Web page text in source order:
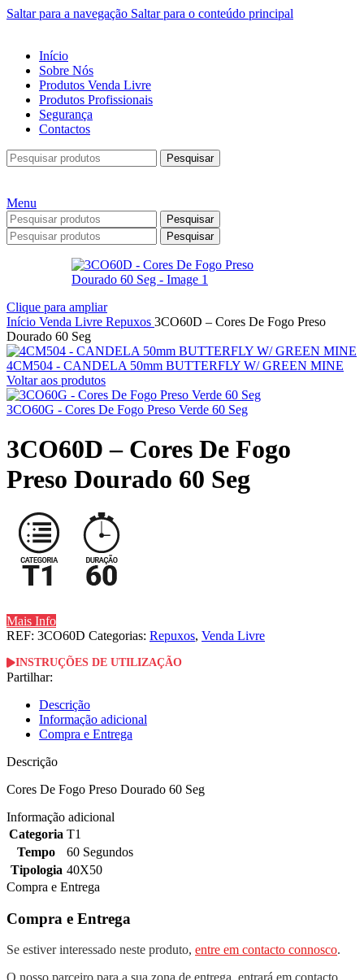
Saltar para a navegação Saltar para o conteúdo principal
Início
Sobre Nós
Produtos Venda Livre
Produtos Profissionais
Segurança
Contactos
Pesquisar
Menu
Pesquisar
Pesquisar
Clique para ampliar
Início Venda Livre Repuxos 3CO60D – Cores De Fogo Preso
Dourado 60 Seg
4CM504 - CANDELA 50mm BUTTERFLY W/ GREEN MINE
Voltar aos produtos
3CO60G - Cores De Fogo Preso Verde 60 Seg
3CO60D – Cores De Fogo
Preso Dourado 60 Seg
Mais Info
REF: 3CO60D Categorias: Repuxos, Venda Livre
INSTRUÇÕES DE UTILIZAÇÃO
Partilhar:
Descrição
Informação adicional
Compra e Entrega
Descrição
Cores De Fogo Preso Dourado 60 Seg
Informação adicional
Categoria T1
Tempo
60 Segundos
Tipologia 40X50
Compra e Entrega
Compra e Entrega
Se estiver interessado neste produto, entre em contacto connosco.